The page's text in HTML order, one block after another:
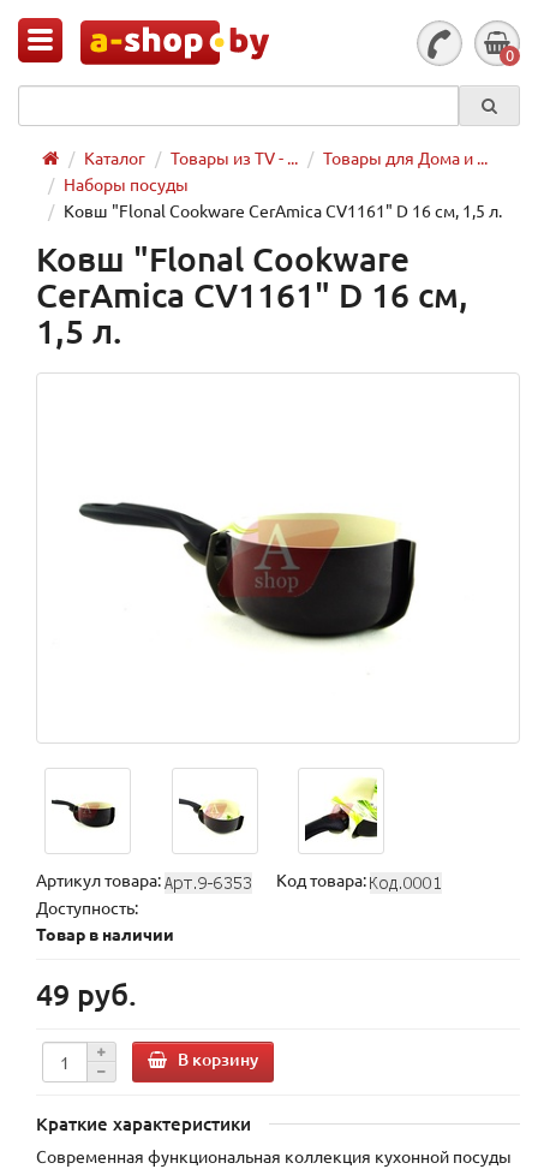
0
Каталог Товары из TV - ...
Товары для Дома и ...
Наборы посуды
Ковш "Flonal Cookware CerAmica CV1161" D 16 см, 1,5 л.
Ковш "Flonal Cookware
CerAmica CV1161" D 16 см,
1,5 л.
Артикул товара:
Код товара:
Доступность:
Товар в наличии
49 руб.
В корзину
Краткие характеристики
Современная функциональная коллекция кухонной посуды